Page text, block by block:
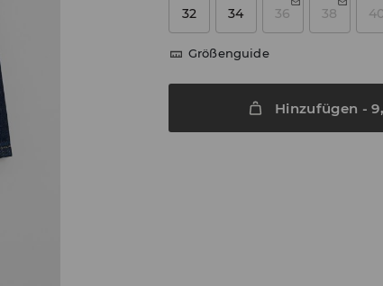
32 34 36 38 40
Größenguide
Hinzufügen -